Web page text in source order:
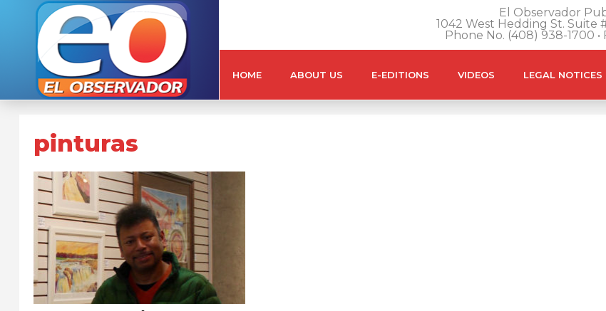
El Observador
1042 West Hedding St. Suite
Phone No. (408) 938-1700 •
HOME ABOUT US E-EDITIONS VIDEOS LEGAL NOTICES
pinturas